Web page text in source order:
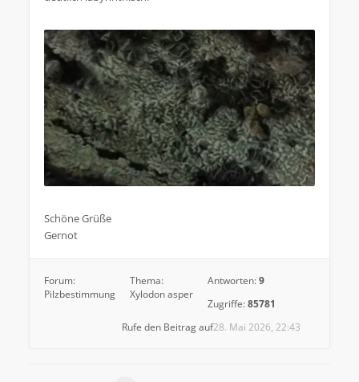
Schöne Grüße
Gernot
Forum:
Pilzbestimmung
Thema:
Xylodon asper
Antworten:9
Zugriffe:85781
28. Mai 2026, 22:43
Rufe den Beitrag auf